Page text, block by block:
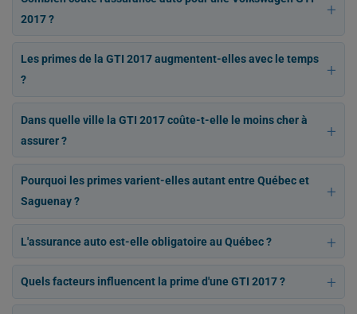
2017 ?
Les primes de la GTI 2017 augmentent-elles avec le temps
?
Dans quelle ville la GTI 2017 coûte-t-elle le moins cher à
assurer ?
Pourquoi les primes varient-elles autant entre Québec et
Saguenay ?
L'assurance auto est-elle obligatoire au Québec ?
Quels facteurs influencent la prime d'une GTI 2017 ?